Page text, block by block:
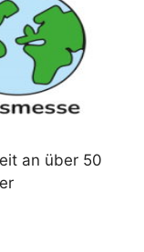
an über 50